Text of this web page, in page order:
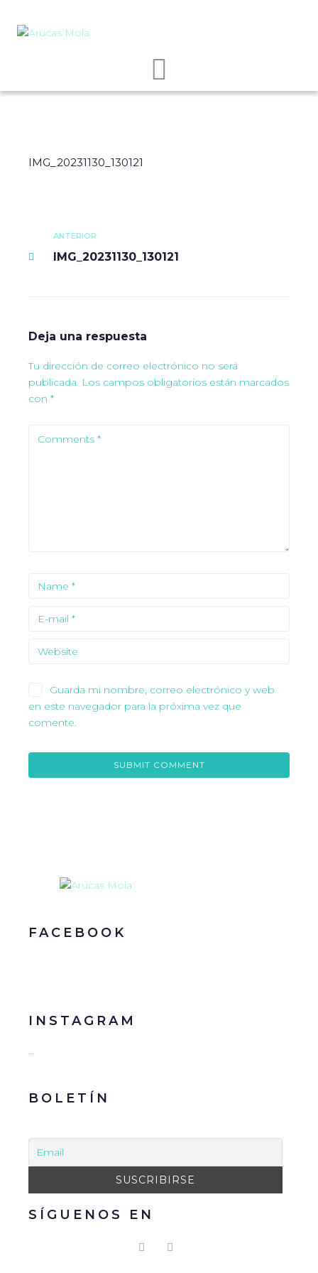
IMG_20231130_130121
ANTERIOR
IMG_20231130_130121
Deja una respuesta
Tu dirección de correo electrónico no será
publicada. Los campos obligatorios están marcados
con *
Guarda mi nombre, correo electrónico y web
en este navegador para la próxima vez que
comente.
FACEBOOK
INSTAGRAM
…
BOLETÍN
SÍGUENOS EN